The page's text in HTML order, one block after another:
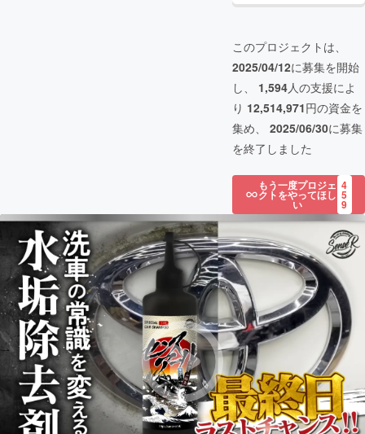
このプロジェクトは、
2025/04/12に募集を開始
し、 1,594人の支援によ
り 12,514,971円の資金を
集め、 2025/06/30に募集
を終了しました
もう一度プロジェ
クトをやってほし
い
4
5
9